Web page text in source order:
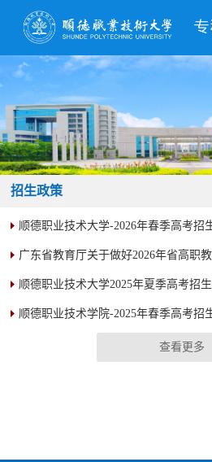
招生政策
顺德职业技术大学-2026年春季高考招
顺德职业技术大学2025年夏季高考招
顺德职业技术学院-2025年春季高考招
查看更多